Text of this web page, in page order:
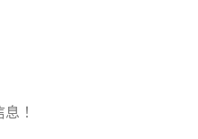
！